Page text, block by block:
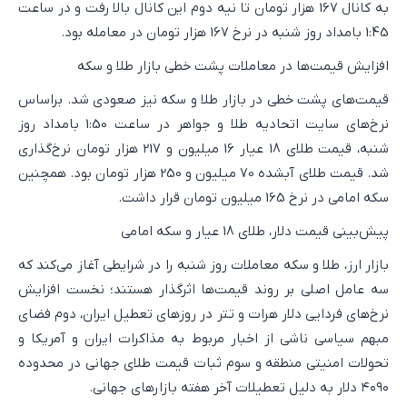
به کانال 167 هزار تومان تا نیه دوم این کانال بالا رفت و در ساعت
1:45 بامداد روز شنبه در نرخ 167 هزار تومان در معامله بود.
افزایش قیمت‌ها در معاملات پشت خطی بازار طلا و سکه
قیمت‌های پشت خطی در بازار طلا و سکه نیز صعودی شد. براساس
نرخ‌های سایت اتحادیه طلا و جواهر در ساعت 1:50 بامداد روز
شنبه، قیمت طلای 18 عیار 16 میلیون و 217 هزار تومان نرخ‌گذاری
شد. قیمت طلای آبشده 70 میلیون و 250 هزار تومان بود. همچنین
سکه امامی در نرخ 165 میلیون تومان قرار داشت.
پیش‌بینی قیمت دلار، طلای 18 عیار و سکه امامی
بازار ارز، طلا و سکه معاملات روز شنبه را در شرایطی آغاز می‌کند که
سه عامل اصلی بر روند قیمت‌ها اثرگذار هستند؛ نخست افزایش
نرخ‌های فردایی دلار هرات و تتر در روزهای تعطیل ایران، دوم فضای
مبهم سیاسی ناشی از اخبار مربوط به مذاکرات ایران و آمریکا و
تحولات امنیتی منطقه و سوم ثبات قیمت طلای جهانی در محدوده
۴۰۹۰ دلار به دلیل تعطیلات آخر هفته بازارهای جهانی.